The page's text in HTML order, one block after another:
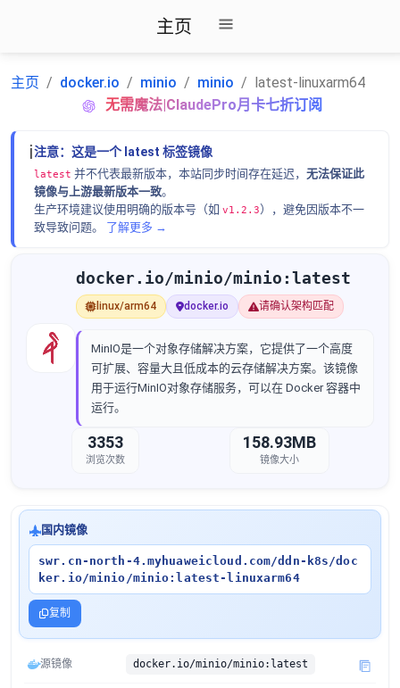
主页
主页 docker.io minio minio
latest-linuxarm64
无需魔法|ClaudePro月卡七折订阅
ℹ️注意：这是一个 latest 标签镜像
latest 并不代表最新版本，本站同步时间存在延迟， 无法保证此
镜像与上游最新版本一致。
生产环境建议使用明确的版本号（如 v1.2.3），避免因版本不一
致导致问题。 了解更多 →
docker.io/minio/minio:latest
linux/arm64 docker.io 请确认架构匹配
MinIO是一个对象存储解决方案，它提供了一个高度
可扩展、容量大且低成本的云存储解决方案。该镜像
用于运行MinIO对象存储服务，可以在 Docker 容器中
运行。
3353
浏览次数
158.93MB
镜像大小
国内镜像
swr.cn-north-4.myhuaweicloud.com/ddn-k8s/doc
ker.io/minio/minio:latest-linuxarm64
复制
源镜像 docker.io/minio/minio:latest